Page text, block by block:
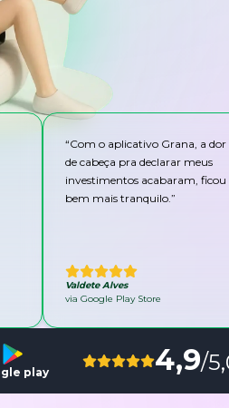
“Com o aplicativo Grana, a dor
de cabeça pra declarar meus
investimentos acabaram, ficou
bem mais tranquilo.”
Valdete Alves
via Google Play Store
play 4,9/